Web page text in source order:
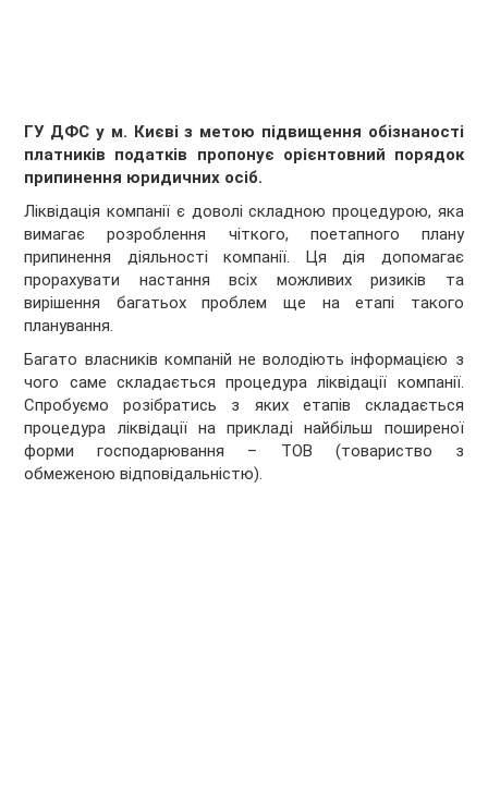
ГУ ДФС у м. Києві з метою підвищення обізнаності
платників податків пропонує орієнтовний порядок
припинення юридичних осіб.
Ліквідація компанії є доволі складною процедурою, яка
вимагає розроблення чіткого, поетапного плану
припинення діяльності компанії. Ця дія допомагає
прорахувати настання всіх можливих ризиків та
вирішення багатьох проблем ще на етапі такого
планування.
Багато власників компаній не володіють інформацією з
чого саме складається процедура ліквідації компанії.
Спробуємо розібратись з яких етапів складається
процедура ліквідації на прикладі найбільш поширеної
форми господарювання – ТОВ (товариство з
обмеженою відповідальністю).